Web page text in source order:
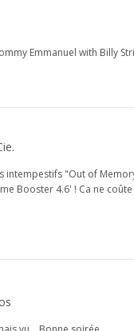
Emmanuel with Billy
intempestifs "Out of
Booster 4.6' ! Ca ne